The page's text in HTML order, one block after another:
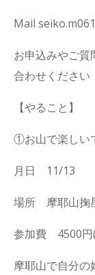
Mail
お申込みやご質
合わせください
【やること】
①お山で楽しい
月日 11/13
場所 摩耶山掬
参加費 4500円
摩耶山で自分の